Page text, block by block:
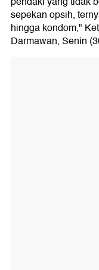
sepekan opsih,
hingga kondom,"
Darmawan, Senin